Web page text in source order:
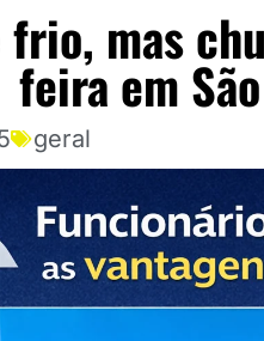
mas
feira em
geral